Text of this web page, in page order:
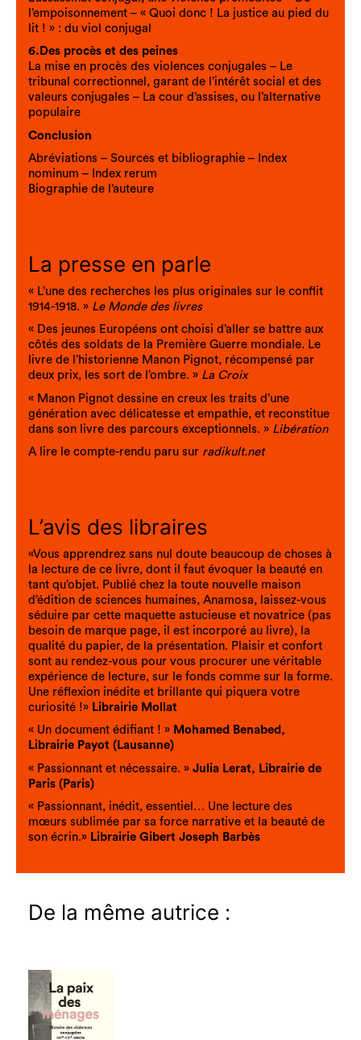
l’empoisonnement – « Quoi donc ! La justice au pied du
lit ! » : du viol conjugal
6.Des procès et des peines
La mise en procès des violences conjugales – Le
tribunal correctionnel, garant de l’intérêt social et des
valeurs conjugales – La cour d’assises, ou l’alternative
populaire
Conclusion
Abréviations – Sources et bibliographie – Index
nominum – Index rerum
Biographie de l’auteure
La presse en parle
« L’une des recherches les plus originales sur le conflit
1914-1918. » Le Monde des livres
« Des jeunes Européens ont choisi d’aller se battre aux
côtés des soldats de la Première Guerre mondiale. Le
livre de l’historienne Manon Pignot, récompensé par
deux prix, les sort de l’ombre. » La Croix
« Manon Pignot dessine en creux les traits d’une
génération avec délicatesse et empathie, et reconstitue
dans son livre des parcours exceptionnels. » Libération
A lire le compte-rendu paru sur radikult.net
L’avis des libraires
«Vous apprendrez sans nul doute beaucoup de choses à
la lecture de ce livre, dont il faut évoquer la beauté en
tant qu’objet. Publié chez la toute nouvelle maison
d’édition de sciences humaines, Anamosa, laissez-vous
séduire par cette maquette astucieuse et novatrice (pas
besoin de marque page, il est incorporé au livre), la
qualité du papier, de la présentation. Plaisir et confort
sont au rendez-vous pour vous procurer une véritable
expérience de lecture, sur le fonds comme sur la forme.
Une réflexion inédite et brillante qui piquera votre
curiosité !» Librairie Mollat
« Un document édifiant ! » Mohamed Benabed,
Librairie Payot (Lausanne)
« Passionnant et nécessaire. » Julia Lerat, Librairie de
Paris (Paris)
« Passionnant, inédit, essentiel… Une lecture des
mœurs sublimée par sa force narrative et la beauté de
son écrin.» Librairie Gibert Joseph Barbès
De la même autrice :